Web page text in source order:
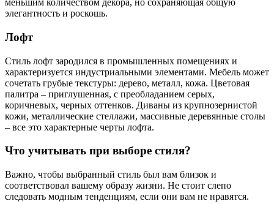
меньшим количеством декора, но сохраняющая общую
элегантность и роскошь.
Лофт
Стиль лофт зародился в промышленных помещениях и
характеризуется индустриальными элементами. Мебель может
сочетать грубые текстуры: дерево, металл, кожа. Цветовая
палитра – приглушенная, с преобладанием серых,
коричневых, черных оттенков. Диваны из крупнозернистой
кожи, металлические стеллажи, массивные деревянные столы
– все это характерные черты лофта.
Что учитывать при выборе стиля?
Важно, чтобы выбранный стиль был вам близок и
соответствовал вашему образу жизни. Не стоит слепо
следовать модным тенденциям, если они вам не нравятся.